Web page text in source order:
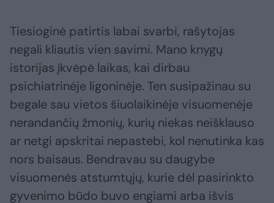
Tiesioginė patirtis labai svarbi, rašytojas
negali kliautis vien savimi. Mano knygų
istorijas įkvėpė laikas, kai dirbau
psichiatrinėje ligoninėje. Ten susipažinau su
begale sau vietos šiuolaikinėje visuomenėje
nerandančių žmonių, kurių niekas neišklauso
ar netgi apskritai nepastebi, kol nenutinka kas
nors baisaus. Bendravau su daugybe
visuomenės atstumtųjų, kurie dėl pasirinkto
gyvenimo būdo buvo engiami arba išvis